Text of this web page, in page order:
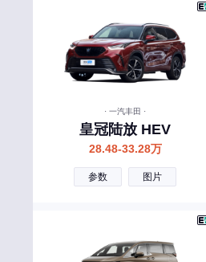
· 一汽丰田 ·
皇冠陆放 HEV
28.48-33.28万
参数 图片
昊铂
海马
恒天
华梓汽车
华夏领舰